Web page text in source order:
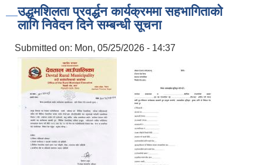
उद्धमशिलता प्रवर्द्धन कार्यक्रममा सहभागिताको
लागि निवेदन दिने सम्बन्धी सूचना
Submitted on: Mon, 05/25/2026 - 14:37